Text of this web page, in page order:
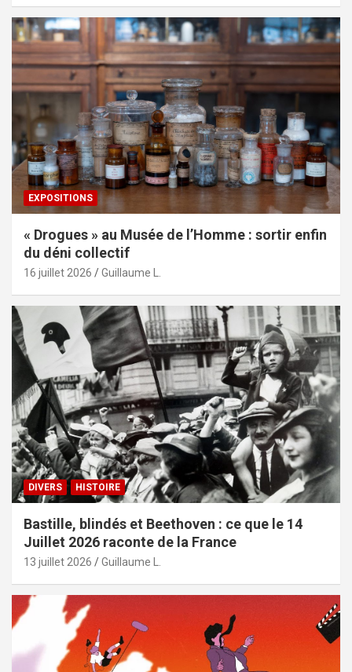
EXPOSITIONS
« Drogues » au Musée de l’Homme : sortir enfin
du déni collectif
16 juillet 2026 Guillaume L.
DIVERS HISTOIRE
Bastille, blindés et Beethoven : ce que le 14
Juillet 2026 raconte de la France
13 juillet 2026 Guillaume L.